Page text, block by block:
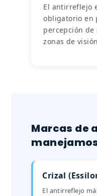
El antirreflejo
obligatorio en
percepción
zonas de
Marcas de
Crizal
El antirreflejo